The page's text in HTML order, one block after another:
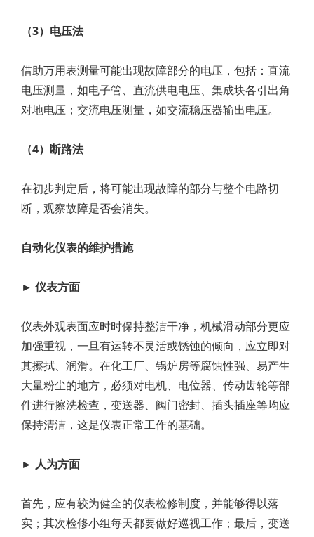
（3）电压法
借助万用表测量可能出现故障部分的电压，包括：直流
电压测量，如电子管、直流供电电压、集成块各引出角
对地电压；交流电压测量，如交流稳压器输出电压。
（4）断路法
在初步判定后，将可能出现故障的部分与整个电路切
断，观察故障是否会消失。
自动化仪表的维护措施
► 仪表方面
仪表外观表面应时时保持整洁干净，机械滑动部分更应
加强重视，一旦有运转不灵活或锈蚀的倾向，应立即对
其擦拭、润滑。在化工厂、锅炉房等腐蚀性强、易产生
大量粉尘的地方，必须对电机、电位器、传动齿轮等部
件进行擦洗检查，变送器、阀门密封、插头插座等均应
保持清洁，这是仪表正常工作的基础。
► 人为方面
首先，应有较为健全的仪表检修制度，并能够得以落
实；其次检修小组每天都要做好巡视工作；最后，变送